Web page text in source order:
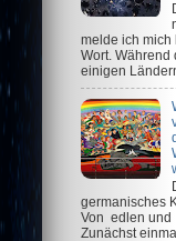
melde ich mich
Wort. Während
einigen
germanisches
Von edlen und
Zunächst